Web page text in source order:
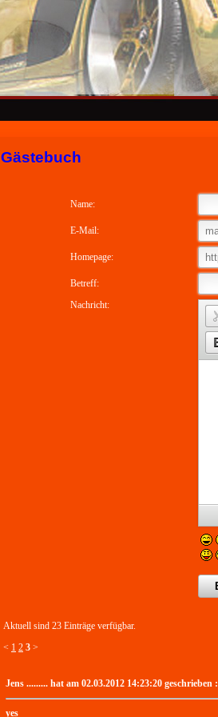
Gästebuch
Name:
E-Mail:
Homepage:
Betreff:
Nachricht:
Aktuell sind 23 Einträge verfügbar.
< 1 2 3 >
Jens ......... hat am 02.03.2012 14:23:20 geschrieben :
yes